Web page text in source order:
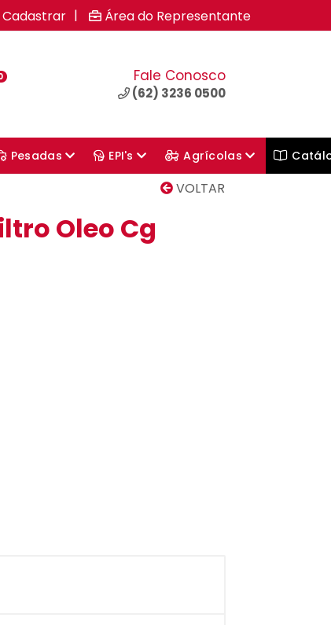
| Área do Representante
Fale Conosco
(62) 3236 0500
Pesadas EPI's Agrícolas
VOLTAR
Oleo Cg